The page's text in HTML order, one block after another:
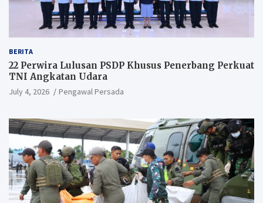
BERITA
22 Perwira Lulusan PSDP Khusus Penerbang Perkuat
TNI Angkatan Udara
July 4, 2026 Pengawal Persada